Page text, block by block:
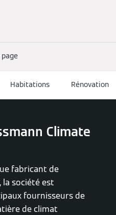
Habitations Rénovation
Climate
fabricant de
la société est
fournisseurs de
de climat